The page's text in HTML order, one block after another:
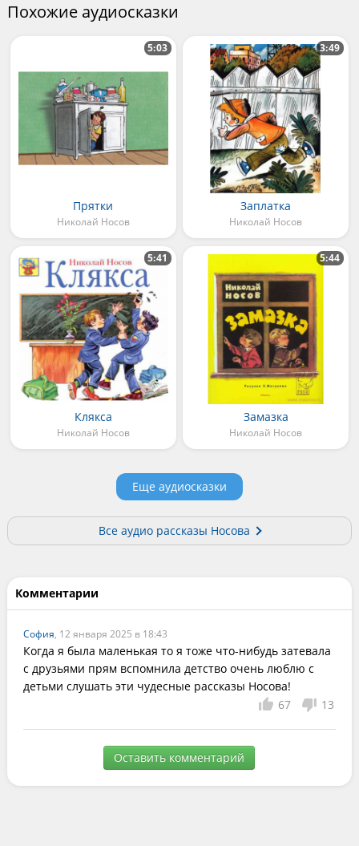
Похожие аудиосказки
Прятки
Николай Носов
5:03
Заплатка
Николай Носов
3:49
Клякса
Николай Носов
5:41
Замазка
Николай Носов
5:44
Еще аудиосказки
Все аудио рассказы Носова
Комментарии
София, 12 января 2025 в 18:43
Когда я была маленькая то я тоже что-нибудь затевала
с друзьями прям вспомнила детство очень люблю с
детьми слушать эти чудесные рассказы Носова!
67
13
Оставить комментарий